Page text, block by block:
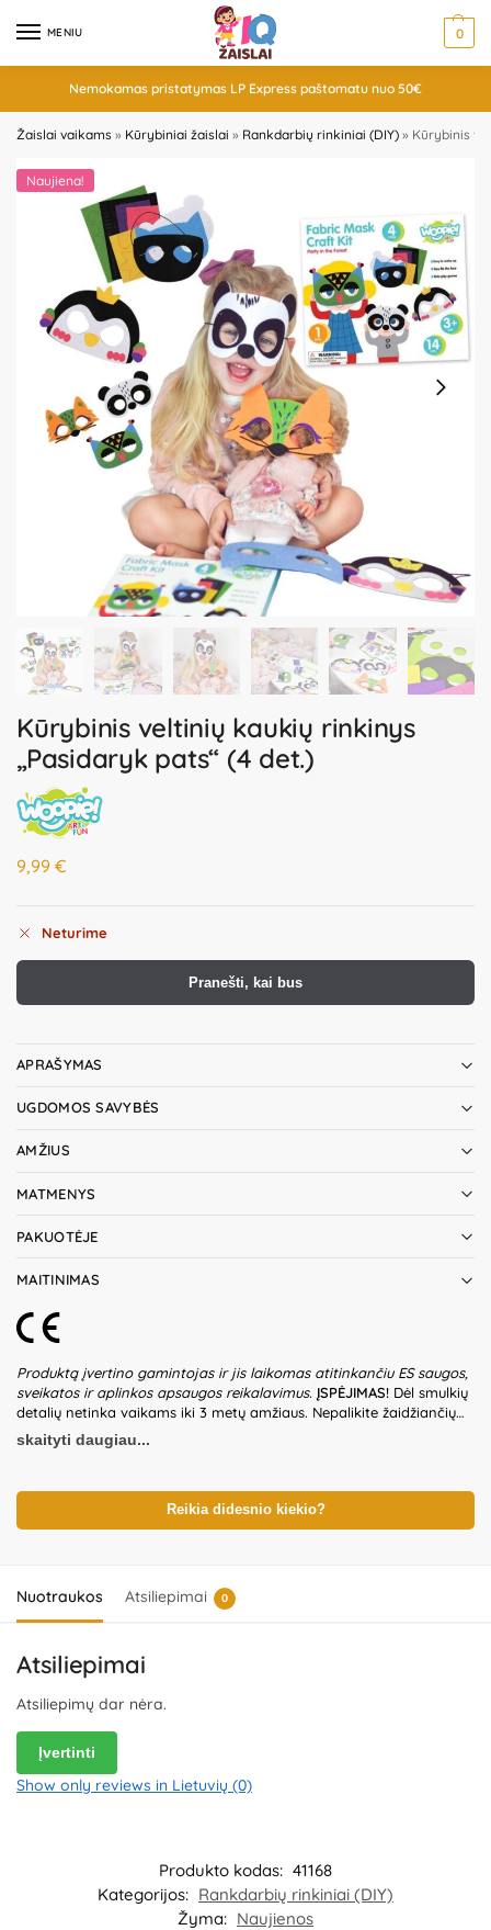
MENIU 0
Nemokamas pristatymas LP Express paštomatu nuo 50€
Žaislai vaikams » Kūrybiniai žaislai » Rankdarbių rinkiniai (DIY) » Kūrybinis
Naujiena!
Kūrybinis veltinių kaukių rinkinys
„Pasidaryk pats“ (4 det.)
9,99 €
Neturime
Pranešti, kai bus
APRAŠYMAS
UGDOMOS SAVYBĖS
AMŽIUS
MATMENYS
PAKUOTĖJE
MAITINIMAS
Produktą įvertino gamintojas ir jis laikomas atitinkančiu ES saugos,
sveikatos ir aplinkos apsaugos reikalavimus. ĮSPĖJIMAS! Dėl smulkių
detalių netinka vaikams iki 3 metų amžiaus. Nepalikite žaidžiančių
vaikų be suaugusiųjų priežiūros. Prieš naudodami žaislą patikrinkite
žaislo ir detalių būklę. Nenaudokite žaislo, jeigu kuri nors iš dalių yra
gaminį. Produkto dizainas ir spalvos gali nežymiai skirtis.
Išsaugokite pakuotės informaciją ateičiai. Kilmės šalis – Kinija.
Importuotojas:WOOPIE Kozicka Sp.K, ul. Poludniowa 29A, 05-540
skaityti daugiau...
Reikia didesnio kiekio?
Nuotraukos Atsiliepimai 0
Atsiliepimai
Atsiliepimų dar nėra.
Įvertinti
Show only reviews in Lietuvių (0)
Produkto kodas: 41168
Kategorijos: Rankdarbių rinkiniai (DIY)
Žyma: Naujienos